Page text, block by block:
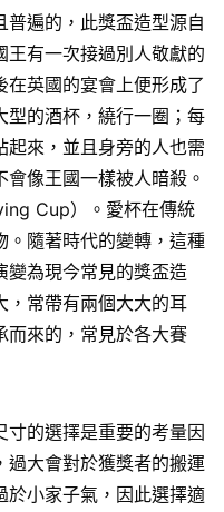
普遍的，此獎盃造型源自
王有一次接過別人敬獻的
英國的宴會上便形成了
型的酒杯，繞行一圈；每
起來，並且身旁的人也需
像王國一樣被人暗殺。
Cup）。愛杯在傳統
。隨著時代的變轉，這種
變為現今常見的獎盃造
，常帶有兩個大大的耳
而來的，常見於各大賽
寸的選擇是重要的考量因
過大會對於獲獎者的搬運
於小家子氣，因此選擇適